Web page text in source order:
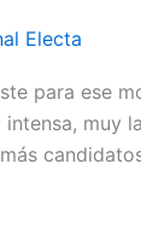
Electa
para ese
intensa, muy